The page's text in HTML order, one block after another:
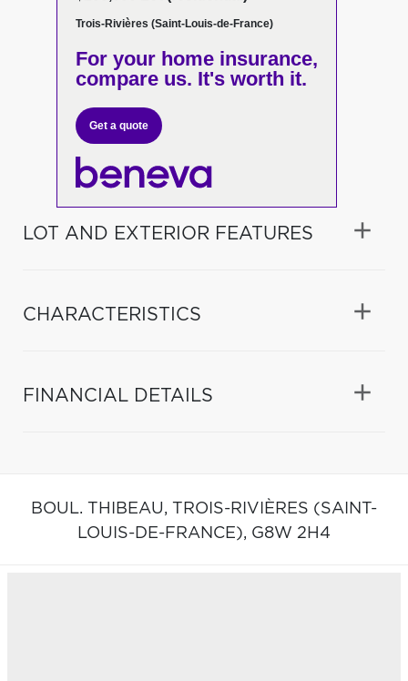
Trois-Rivières (Saint-Louis-de-France)
For your home insurance,
compare us. It's worth it.
Get a quote
LOT AND EXTERIOR FEATURES
CHARACTERISTICS
FINANCIAL DETAILS
BOUL. THIBEAU, TROIS-RIVIÈRES (SAINT-
LOUIS-DE-FRANCE), G8W 2H4